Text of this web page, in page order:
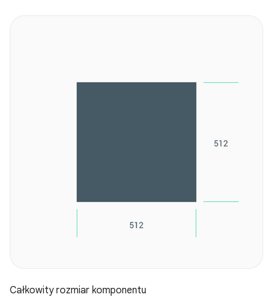
Całkowity rozmiar komponentu